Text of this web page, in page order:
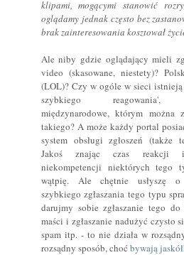
klipami, mogącymi stanowić
oglądamy jednak często bez
brak zainteresowania kosztował
Ale niby gdzie oglądający mieli
video (skasowane, niestety)?
(LOL)? Czy w ogóle w sieci istnieją
szybkiego reagowania',
międzynarodowe, którym można
takiego? A może każdy portal
system obsługi zgłoszeń (także
Jakoś znając czas reakcji
niekompetencji niektórych tego
wątpię. Ale chętnie usłyszę o
szybkiego zgłaszania tego typu
darujmy sobie zgłaszanie tego do
maści i zgłaszanie nadużyć czysto
spam itp. - to nie działa w
rozsądny sposób, choć bywają